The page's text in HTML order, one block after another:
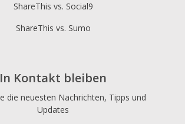
ShareThis vs. Social9
ShareThis vs. Sumo
In Kontakt bleiben
die neuesten Nachrichten, Tipps und
Updates